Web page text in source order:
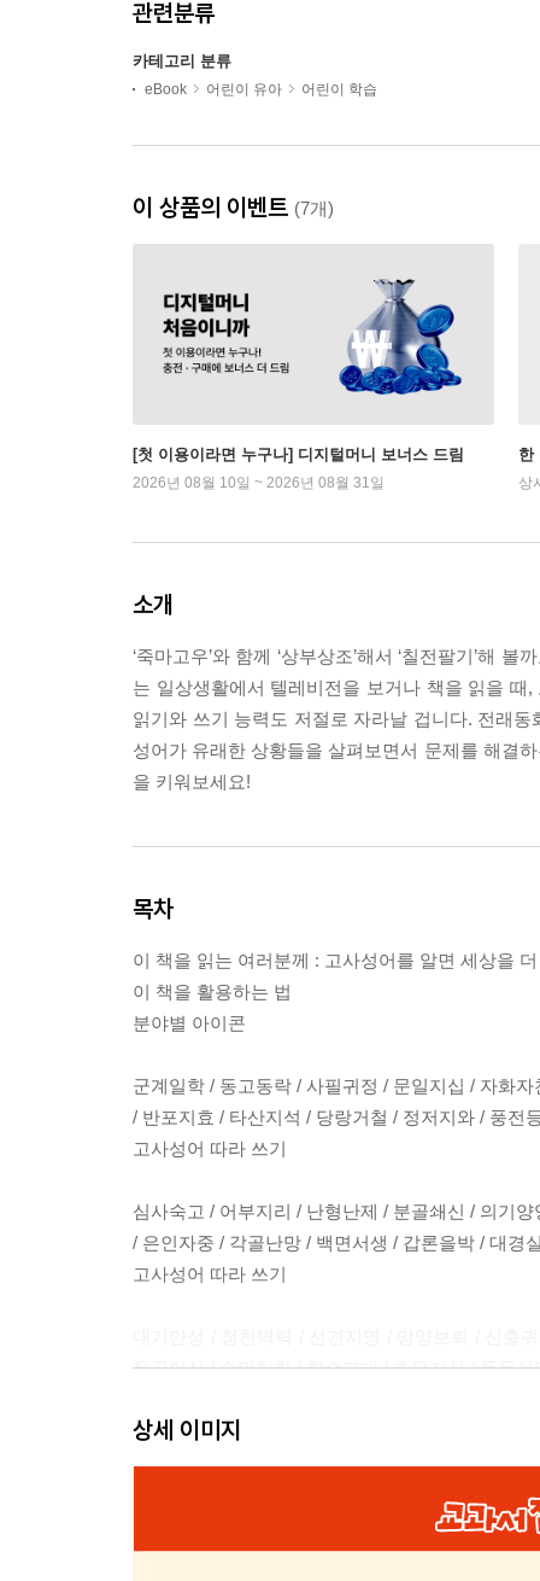
관련분류
카테고리 분류
eBook 어린이 유아 어린이 학습
이 상품의 이벤트 (7개)
[첫 이용이라면 누구나] 디지털머니 보너스 드림
2026년 08월 10일 ~ 2026년 08월 31일
한
상
소개
‘죽마고우’와 함께 ‘상부상조’해서 ‘칠전팔기’해
는 일상생활에서 텔레비전을 보거나 책을 읽을
읽기와 쓰기 능력도 저절로 자라날 겁니다. 전래
성어가 유래한 상황들을 살펴보면서 문제를 해결
을 키워보세요!
목차
이 책을 읽는 여러분께 : 고사성어를 알면 세상을
이 책을 활용하는 법
분야별 아이콘
군계일학 / 동고동락 / 사필귀정 / 문일지십 / 자화
/ 반포지효 / 타산지석 / 당랑거철 / 정저지와 / 풍전
고사성어 따라 쓰기
심사숙고 / 어부지리 / 난형난제 / 분골쇄신 / 의기
/ 은인자중 / 각골난망 / 백면서생 / 갑론을박 / 대경
고사성어 따라 쓰기
우공이산 / 순망치한 / 학수고대 / 측은지심 / 동문
지성감천 / 만사형통 / 동상이몽 / 인과응보 / 임전
결자해지 / 전전긍긍 / 일치단결 / 표리부동 / 설상
상세 이미지